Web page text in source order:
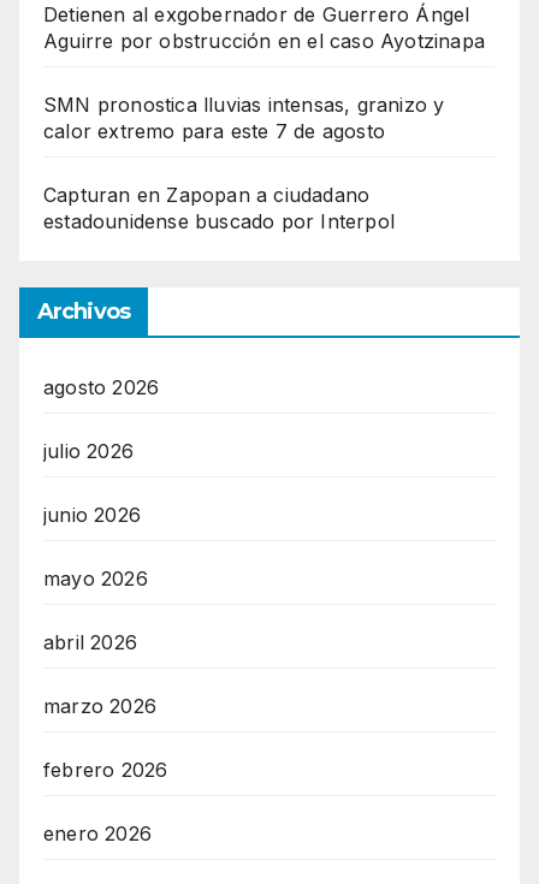
Detienen al exgobernador de Guerrero Ángel
Aguirre por obstrucción en el caso Ayotzinapa
SMN pronostica lluvias intensas, granizo y
calor extremo para este 7 de agosto
Capturan en Zapopan a ciudadano
estadounidense buscado por Interpol
Archivos
agosto 2026
julio 2026
junio 2026
mayo 2026
abril 2026
marzo 2026
febrero 2026
enero 2026